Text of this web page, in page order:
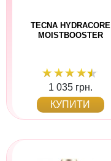
TECNA HYDRACORE
MOISTBOOSTER
1 035 грн.
КУПИТИ